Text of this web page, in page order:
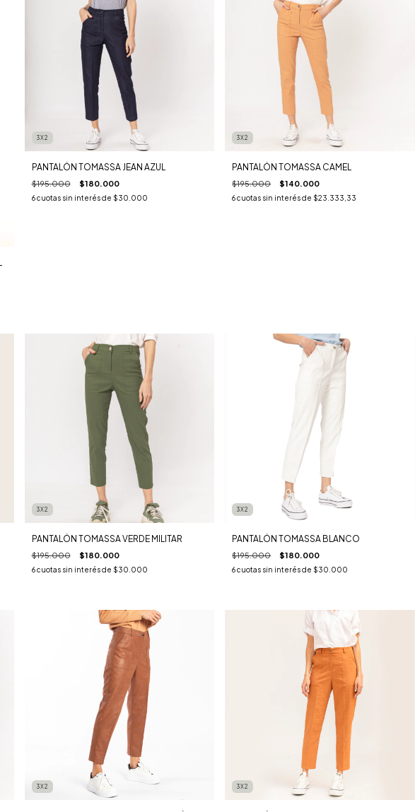
3X2
PANTALÓN TOMASSA JEAN AZUL
$195.000 $180.000
6 cuotas sin interés de $30.000
3X2
PANTALÓN TOMASSA CAMEL
$195.000 $140.000
6cuotas sin interés de $23.333,33
3X2
PANTALÓN TOMASSA VERDE MILITAR
$195.000 $180.000
6 cuotas sin interés de $30.000
3X2
PANTALÓN TOMASSA BLANCO
$195.000 $180.000
6cuotas sin interés de $30.000
3X2 3X2